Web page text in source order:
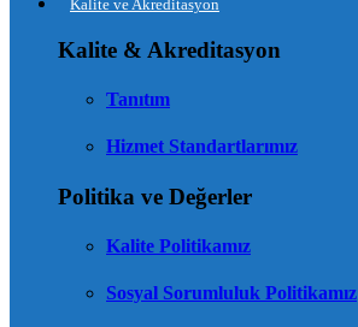
Kalite ve Akreditasyon
Kalite & Akreditasyon
Tanıtım
Hizmet Standartlarımız
Politika ve Değerler
Kalite Politikamız
Sosyal Sorumluluk Politikamız